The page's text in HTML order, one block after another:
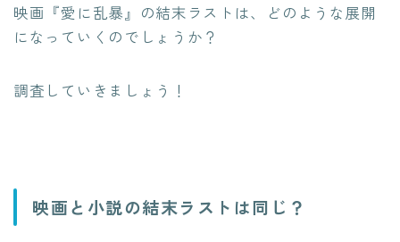
映画『愛に乱暴』の結末ラストは、どのような展開
になっていくのでしょうか？
調査していきましょう！
映画と小説の結末ラストは同じ？